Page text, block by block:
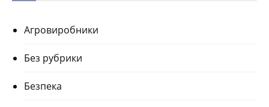
Агровиробники
Без рубрики
Безпека